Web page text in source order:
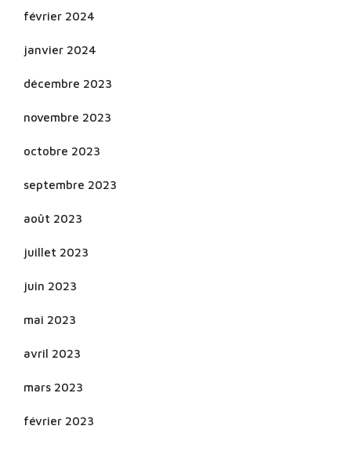
février 2024
janvier 2024
décembre 2023
novembre 2023
octobre 2023
septembre 2023
août 2023
juillet 2023
juin 2023
mai 2023
avril 2023
mars 2023
février 2023